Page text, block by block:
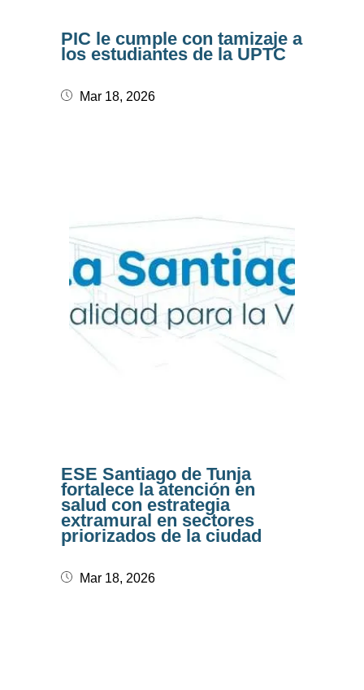
PIC le cumple con tamizaje a
los estudiantes de la UPTC
Mar 18, 2026
ESE Santiago de Tunja
fortalece la atención en
salud con estrategia
extramural en sectores
priorizados de la ciudad
Mar 18, 2026